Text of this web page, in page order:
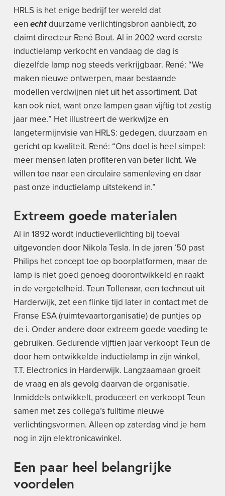
HRLS is het enige bedrijf ter wereld dat
een echtduurzame verlichtingsbron aanbiedt, zo
claimt directeur René Bout. Al in 2002 werd eerste
inductielamp verkocht en vandaag de dag is
diezelfde lamp nog steeds verkrijgbaar. René: “We
maken nieuwe ontwerpen, maar bestaande
modellen verdwijnen niet uit het assortiment. Dat
kan ook niet, want onze lampen gaan vijftig tot zestig
jaar mee.” Het illustreert de werkwijze en
langetermijnvisie van HRLS: gedegen, duurzaam en
gericht op kwaliteit. René: “Ons doel is heel simpel:
meer mensen laten profiteren van beter licht. We
willen toe naar een circulaire samenleving en daar
past onze inductielamp uitstekend in.”
Extreem goede materialen
Al in 1892 wordt inductieverlichting bij toeval
uitgevonden door Nikola Tesla. In de jaren ’50 past
Philips het concept toe op boorplatformen, maar de
lamp is niet goed genoeg doorontwikkeld en raakt
in de vergetelheid. Teun Tollenaar, een techneut uit
Harderwijk, zet een flinke tijd later in contact met de
Franse ESA (ruimtevaartorganisatie) de puntjes op
de i. Onder andere door extreem goede voeding te
gebruiken. Gedurende vijftien jaar verkoopt Teun de
door hem ontwikkelde inductielamp in zijn winkel,
T.T. Electronics in Harderwijk. Langzaamaan groeit
de vraag en als gevolg daarvan de organisatie.
Inmiddels ontwikkelt, produceert en verkoopt Teun
samen met zes collega’s fulltime nieuwe
verlichtingsvormen. Alleen op zaterdag vind je hem
nog in zijn elektronicawinkel.
Een paar heel belangrijke
voordelen